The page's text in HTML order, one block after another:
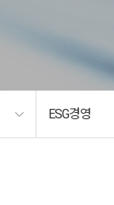
ESG경영